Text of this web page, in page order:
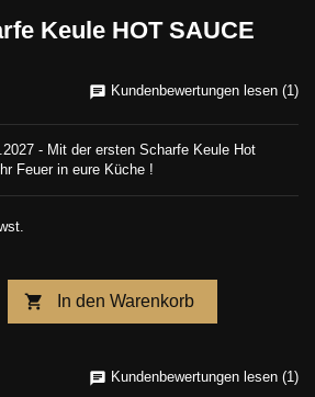
Keule HOT SAUCE
Kundenbewertungen lesen (1)
- Mit der ersten Scharfe Keule Hot
Feuer in eure Küche !
 In den Warenkorb
Kundenbewertungen lesen (1)